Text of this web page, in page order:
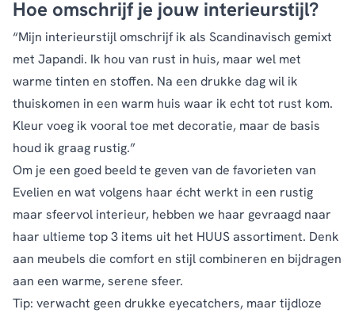
Hoe omschrijf je jouw interieurstijl?
“Mijn interieurstijl omschrijf ik als Scandinavisch gemixt
met Japandi. Ik hou van rust in huis, maar wel met
warme tinten en stoffen. Na een drukke dag wil ik
thuiskomen in een warm huis waar ik echt tot rust kom.
Kleur voeg ik vooral toe met decoratie, maar de basis
houd ik graag rustig.”
Om je een goed beeld te geven van de favorieten van
Evelien en wat volgens haar écht werkt in een rustig
maar sfeervol interieur, hebben we haar gevraagd naar
haar ultieme top 3 items uit het HUUS assortiment. Denk
aan meubels die comfort en stijl combineren en bijdragen
aan een warme, serene sfeer.
Tip: verwacht geen drukke eyecatchers, maar tijdloze